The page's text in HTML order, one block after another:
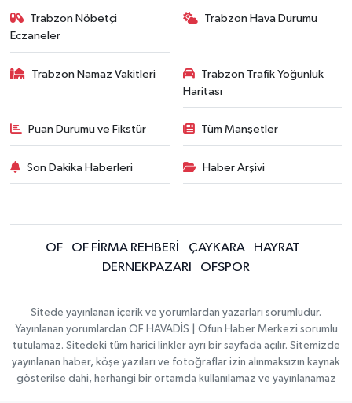
Trabzon Nöbetçi
Eczaneler
Trabzon Hava Durumu
Trabzon Namaz Vakitleri
Trabzon Trafik Yoğunluk
Haritası
Puan Durumu ve Fikstür Tüm Manşetler
Son Dakika Haberleri Haber Arşivi
OF OF FİRMA REHBERİ ÇAYKARA
HAYRAT
DERNEKPAZARI
OFSPOR
Sitede yayınlanan içerik ve yorumlardan yazarları sorumludur.
Yayınlanan yorumlardan OF HAVADİS | Ofun Haber Merkezi sorumlu
tutulamaz. Sitedeki tüm harici linkler ayrı bir sayfada açılır. Sitemizde
yayınlanan haber, köşe yazıları ve fotoğraflar izin alınmaksızın kaynak
gösterilse dahi, herhangi bir ortamda kullanılamaz ve yayınlanamaz